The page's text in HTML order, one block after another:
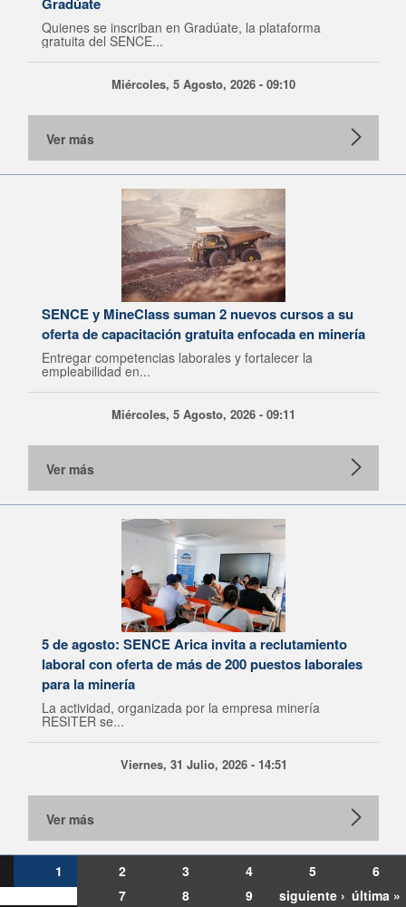
Quienes se inscriban en Gradúate, la plataforma
gratuita del SENCE...
Miércoles, 5 Agosto, 2026 - 09:10
Ver más
SENCE y MineClass suman 2 nuevos cursos a su
oferta de capacitación gratuita enfocada en minería
Entregar competencias laborales y fortalecer la
empleabilidad en...
Miércoles, 5 Agosto, 2026 - 09:11
Ver más
5 de agosto: SENCE Arica invita a reclutamiento
laboral con oferta de más de 200 puestos laborales
para la minería
La actividad, organizada por la empresa minería
RESITER se...
Viernes, 31 Julio, 2026 - 14:51
Ver más
1 2 3 4 5
6
7
8 9 siguiente › última »